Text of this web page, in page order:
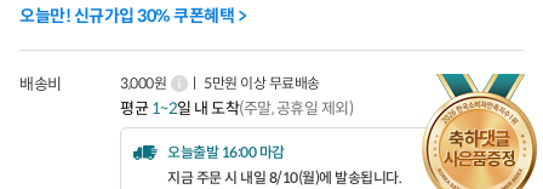
오늘만! 신규가입 30% 쿠폰혜택 >
배송비 3,000원 ㅣ 5만원 이상 무료배송
평균1~2일 내 도착(주말, 공휴일 제외)
오늘출발 16:00 마감
지금 주문 시 내일 8/10(월)에 발송됩니다.